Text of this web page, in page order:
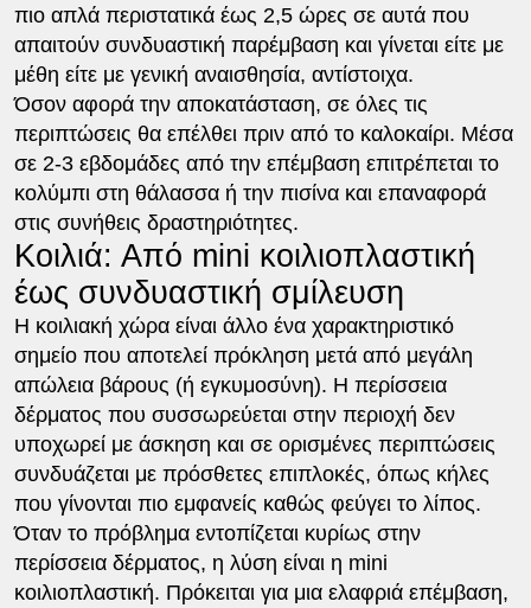
πιο απλά περιστατικά έως 2,5 ώρες σε αυτά που
απαιτούν συνδυαστική παρέμβαση και γίνεται είτε με
μέθη είτε με γενική αναισθησία, αντίστοιχα.
Όσον αφορά την αποκατάσταση, σε όλες τις
περιπτώσεις θα επέλθει πριν από το καλοκαίρι. Μέσα
σε 2-3 εβδομάδες από την επέμβαση επιτρέπεται το
κολύμπι στη θάλασσα ή την πισίνα και επαναφορά
στις συνήθεις δραστηριότητες.
Κοιλιά: Από mini κοιλιοπλαστική
έως συνδυαστική σμίλευση
Η κοιλιακή χώρα είναι άλλο ένα χαρακτηριστικό
σημείο που αποτελεί πρόκληση μετά από μεγάλη
απώλεια βάρους (ή εγκυμοσύνη). Η περίσσεια
δέρματος που συσσωρεύεται στην περιοχή δεν
υποχωρεί με άσκηση και σε ορισμένες περιπτώσεις
συνδυάζεται με πρόσθετες επιπλοκές, όπως κήλες
που γίνονται πιο εμφανείς καθώς φεύγει το λίπος.
Όταν το πρόβλημα εντοπίζεται κυρίως στην
περίσσεια δέρματος, η λύση είναι η mini
κοιλιοπλαστική. Πρόκειται για μια ελαφριά επέμβαση,